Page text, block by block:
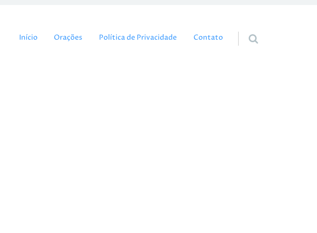
Pular para o conteúdo
Início Orações Política de Privacidade Contato